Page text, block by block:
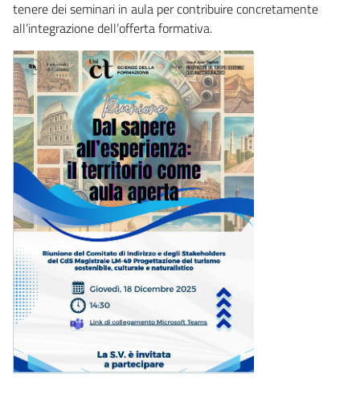
tenere dei seminari in aula per contribuire concretamente
all’integrazione dell’offerta formativa.